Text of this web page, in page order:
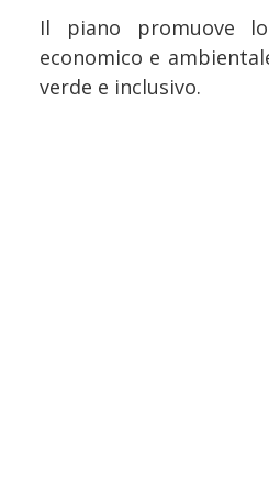
Il piano promuove
economico e
verde e inclusivo.